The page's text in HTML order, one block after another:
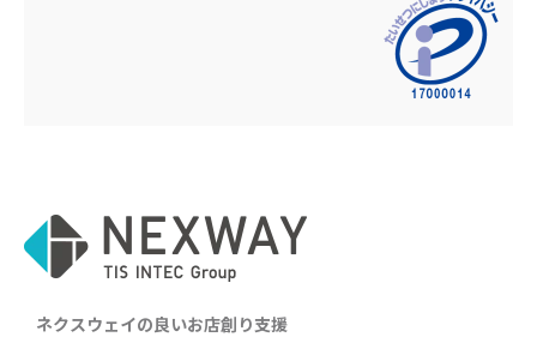
ネクスウェイの良いお店創り支援